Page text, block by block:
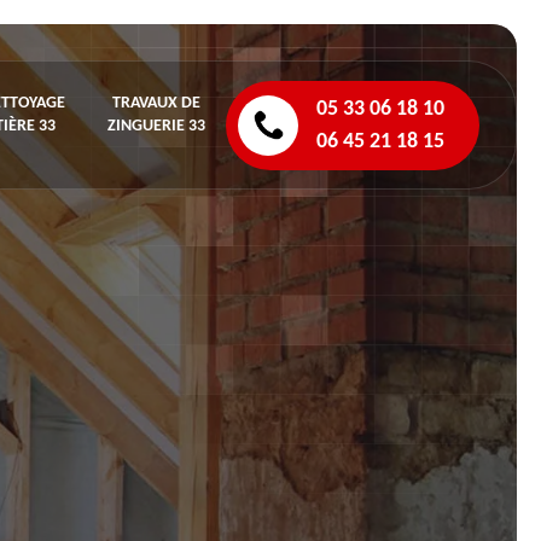
33
TRAVAUX DE
ZINGUERIE 33
05 33 06 18 10
06 45 21 18 15